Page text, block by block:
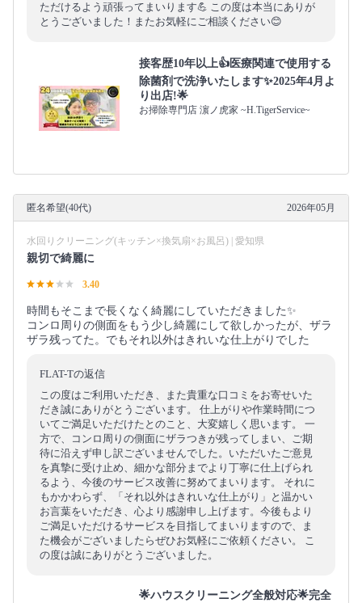
ただけるよう頑張ってまいります💪 この度は本当にありが
とうございました！またお気軽にご相談ください😊
接客歴10年以上👍医療関連で使用する
除菌剤で洗浄いたします✨2025年4月よ
り出店!🌟
お掃除専門店 濵ノ虎家 ~H.TigerService~
匿名希望(40代) 2026年05月
水回りクリーニング(キッチン×換気扇×お風呂) | 愛知県
親切で綺麗に
3.40
時間もそこまで長くなく綺麗にしていただきました✨
コンロ周りの側面をもう少し綺麗にして欲しかったが、ザラ
ザラ残ってた。でもそれ以外はきれいな仕上がりでした
FLAT-Tの返信
この度はご利用いただき、また貴重な口コミをお寄せいた
だき誠にありがとうございます。 仕上がりや作業時間につ
いてご満足いただけたとのこと、大変嬉しく思います。 一
方で、コンロ周りの側面にザラつきが残ってしまい、ご期
待に沿えず申し訳ございませんでした。いただいたご意見
を真摯に受け止め、細かな部分までより丁寧に仕上げられ
るよう、今後のサービス改善に努めてまいります。 それに
もかかわらず、「それ以外はきれいな仕上がり」と温かい
お言葉をいただき、心より感謝申し上げます。今後もより
ご満足いただけるサービスを目指してまいりますので、ま
た機会がございましたらぜひお気軽にご依頼ください。 こ
の度は誠にありがとうございました。
🌟ハウスクリーニング全般対応🌟完全